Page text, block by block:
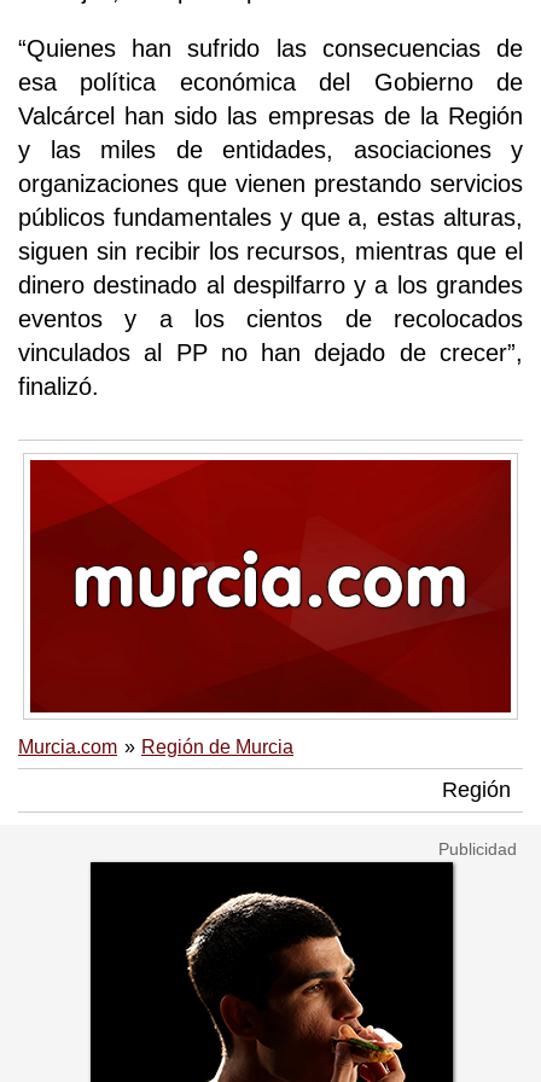
“Quienes han sufrido las consecuencias de
esa política económica del Gobierno de
Valcárcel han sido las empresas de la Región
y las miles de entidades, asociaciones y
organizaciones que vienen prestando servicios
públicos fundamentales y que a, estas alturas,
siguen sin recibir los recursos, mientras que el
dinero destinado al despilfarro y a los grandes
eventos y a los cientos de recolocados
vinculados al PP no han dejado de crecer”,
finalizó.
Murcia.com Región de Murcia
Región